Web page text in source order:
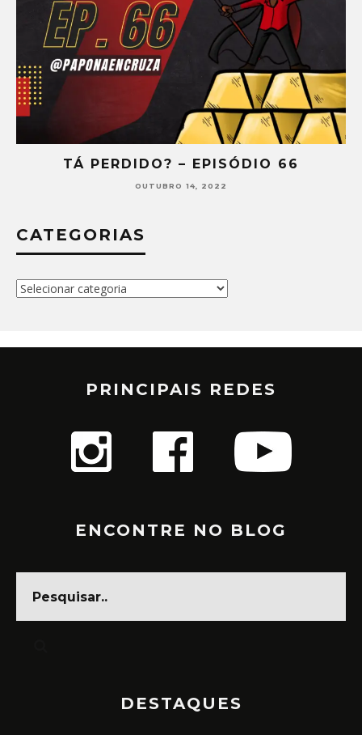
66 TÁ PERDIDO? –
CATEGORIAS
Categorias
PRINCIPAIS REDES
ENCONTRE NO BLOG
DESTAQUES